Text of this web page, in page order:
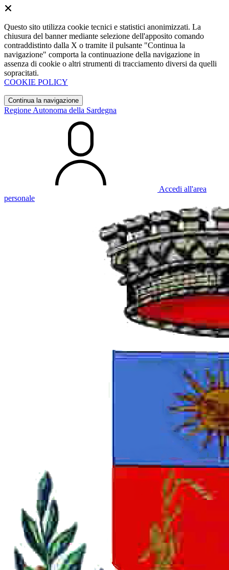
Questo sito utilizza cookie tecnici e statistici anonimizzati. La
chiusura del banner mediante selezione dell'apposito comando
contraddistinto dalla X o tramite il pulsante "Continua la
navigazione" comporta la continuazione della navigazione in
assenza di cookie o altri strumenti di tracciamento diversi da quelli
sopracitati.
COOKIE POLICY
Continua la navigazione
Regione Autonoma della Sardegna
Accedi all'area
personale